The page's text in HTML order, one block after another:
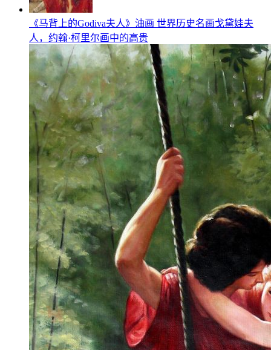
《马背上的Godiva夫人》油画 世界历史名画戈黛娃夫
人，约翰·柯里尔画中的高贵